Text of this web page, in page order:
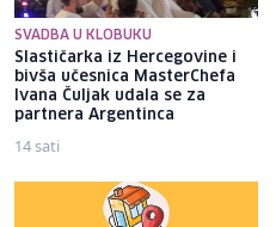
SVADBA U KLOBUKU
Slastičarka iz Hercegovine i
bivša učesnica MasterChefa
Ivana Čuljak udala se za
partnera Argentinca
14 sati